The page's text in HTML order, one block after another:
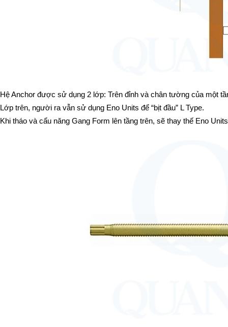
Hệ Anchor được sử dụng 2 lớp: Trên đỉnh và chân tường của một
Lớp trên, người ra vẫn sử dụng Eno Units để “bịt đầu” L Type.
Khi tháo và cẩu năng Gang Form lên tầng trên, sẽ thay thế Eno